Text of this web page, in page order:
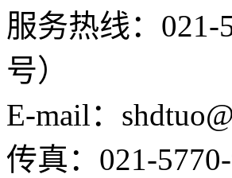
服务热线：
号）
E-mail：
传真：021-